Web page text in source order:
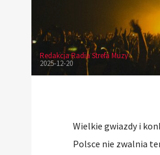
Redakcja Radia Strefa Muzy
2025-12-20
Wielkie gwiazdy i
Polsce nie zwalnia